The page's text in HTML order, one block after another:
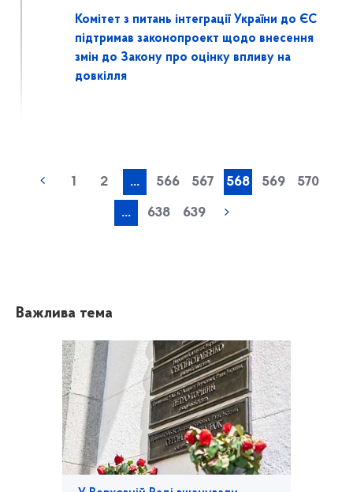
Комітет з питань інтеграції України до ЄС
підтримав законопроект щодо внесення
змін до Закону про оцінку впливу на
довкілля
1 2 ... 566 567 568 569 570
... 638 639
Важлива тема